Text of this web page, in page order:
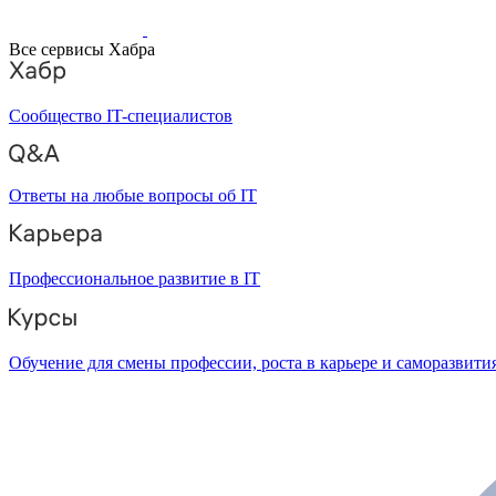
Все сервисы Хабра
Сообщество IT-специалистов
Ответы на любые вопросы об IT
Профессиональное развитие в IT
Обучение для смены профессии, роста в карьере и